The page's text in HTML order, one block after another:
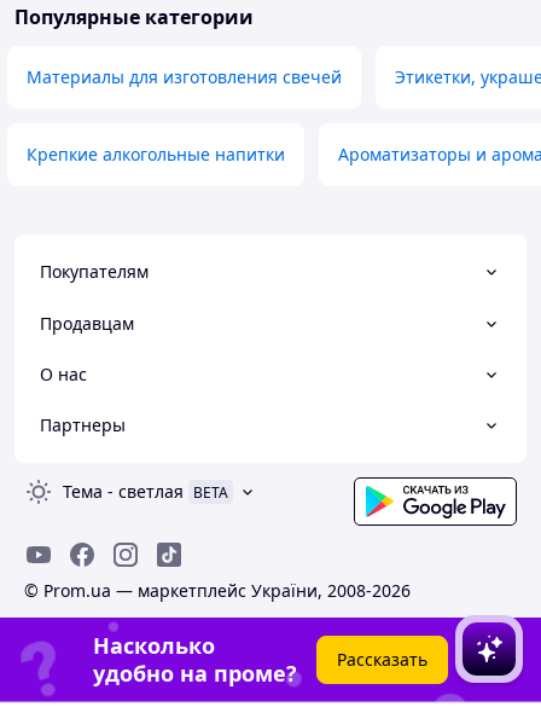
Популярные категории
Материалы для изготовления свечей Этикетки,
Крепкие алкогольные напитки Ароматизаторы и
Покупателям
Продавцам
О нас
Партнеры
Тема - светлая BETA
© Prom.ua — маркетплейс України, 2008-2026
Насколько
удобно на проме?
Рассказать